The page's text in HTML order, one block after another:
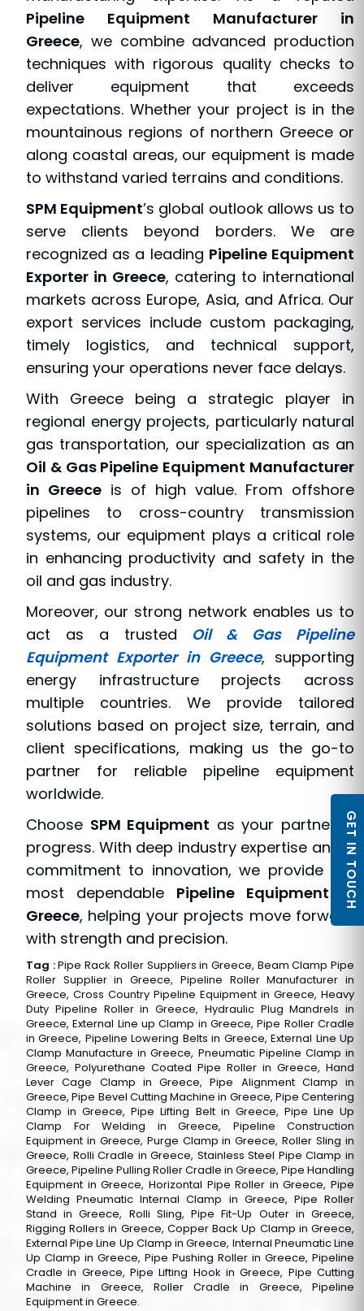
Pipeline Equipment Manufacturer in
Greece, we combine advanced production
techniques with rigorous quality checks to
deliver equipment that exceeds
expectations. Whether your project is in the
mountainous regions of northern Greece or
along coastal areas, our equipment is made
to withstand varied terrains and conditions.
SPM Equipment’s global outlook allows us to
serve clients beyond borders. We are
recognized as a leading Pipeline Equipment
Exporter in Greece, catering to international
markets across Europe, Asia, and Africa. Our
export services include custom packaging,
timely logistics, and technical support,
ensuring your operations never face delays.
With Greece being a strategic player in
regional energy projects, particularly natural
gas transportation, our specialization as an
Oil & Gas Pipeline Equipment Manufacturer
in Greece is of high value. From offshore
pipelines to cross-country transmission
systems, our equipment plays a critical role
in enhancing productivity and safety in the
oil and gas industry.
Moreover, our strong network enables us to
act as a trusted Oil & Gas Pipeline
Equipment Exporter in Greece, supporting
energy infrastructure projects across
multiple countries. We provide tailored
solutions based on project size, terrain, and
client specifications, making us the go-to
partner for reliable pipeline equipment
worldwide.
Choose SPM Equipment as your partner in
progress. With deep industry expertise and a
commitment to innovation, we provide the
most dependable Pipeline Equipment in
Greece, helping your projects move forward
with strength and precision.
Tag :Pipe Rack Roller Suppliers in Greece, Beam Clamp Pipe
Roller Supplier in Greece, Pipeline Roller Manufacturer in
Greece, Cross Country Pipeline Equipment in Greece, Heavy
Duty Pipeline Roller in Greece, Hydraulic Plug Mandrels in
Greece, External Line up Clamp in Greece, Pipe Roller Cradle
in Greece, Pipeline Lowering Belts in Greece, External Line Up
Clamp Manufacture in Greece, Pneumatic Pipeline Clamp in
Greece, Polyurethane Coated Pipe Roller in Greece, Hand
Lever Cage Clamp in Greece, Pipe Alignment Clamp in
Greece, Pipe Bevel Cutting Machine in Greece, Pipe Centering
Clamp in Greece, Pipe Lifting Belt in Greece, Pipe Line Up
Clamp For Welding in Greece, Pipeline Construction
Equipment in Greece, Purge Clamp in Greece, Roller Sling in
Greece, Rolli Cradle in Greece, Stainless Steel Pipe Clamp in
Greece, Pipeline Pulling Roller Cradle in Greece, Pipe Handling
Equipment in Greece, Horizontal Pipe Roller in Greece, Pipe
Welding Pneumatic Internal Clamp in Greece, Pipe Roller
Stand in Greece, Rolli Sling, Pipe Fit-Up Outer in Greece,
Rigging Rollers in Greece, Copper Back Up Clamp in Greece,
External Pipe Line Up Clamp in Greece, Internal Pneumatic Line
Up Clamp in Greece, Pipe Pushing Roller in Greece, Pipeline
Cradle in Greece, Pipe Lifting Hook in Greece, Pipe Cutting
Machine in Greece, Roller Cradle in Greece, Pipeline
Equipment in Greece.
GET IN TOUCH